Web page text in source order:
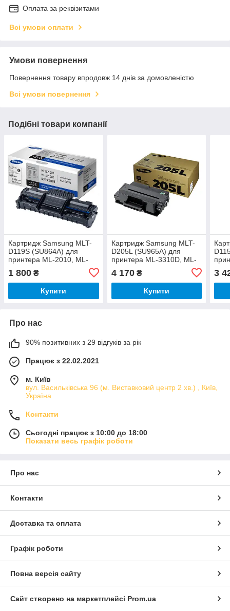
Оплата за реквізитами
Всі умови оплати
Умови повернення
Повернення товару впродовж 14 днів за домовленістю
Всі умови повернення
Подібні товари компанії
Картридж Samsung MLT-
D119S (SU864A) для
принтера ML-2010, ML-
4321, SCX-4521F
1 800 ₴
Купити
Картридж Samsung MLT-
D205L (SU965A) для
принтера ML-3310D, ML-
3310ND, ML-3710D, ML-
3710ND, SCX-4833FD,
SCX-4833FR, SCX-5637FR
4 170₴
Купити
SL-
SL-
3
Про нас
90% позитивних з 29 відгуків за рік
Працює з 22.02.2021
м. Київ
вул. Васильківська 96 (м. Виставковий центр 2 хв.) , Київ,
Україна
Контакти
Сьогодні працює з 10:00 до 18:00
Показати весь графік роботи
Про нас
Контакти
Доставка та оплата
Графік роботи
Повна версія сайту
Сайт створено на маркетплейсі Prom.ua